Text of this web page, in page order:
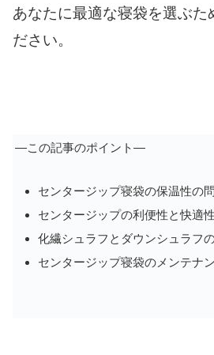
あなたに最適な寝袋を選ぶた
ださい。
―この記事のポイント―
センタージップ寝袋の保温性の
センタージップの利便性と快適
化繊シュラフとダウンシュラフ
センタージップ寝袋のメンテナ